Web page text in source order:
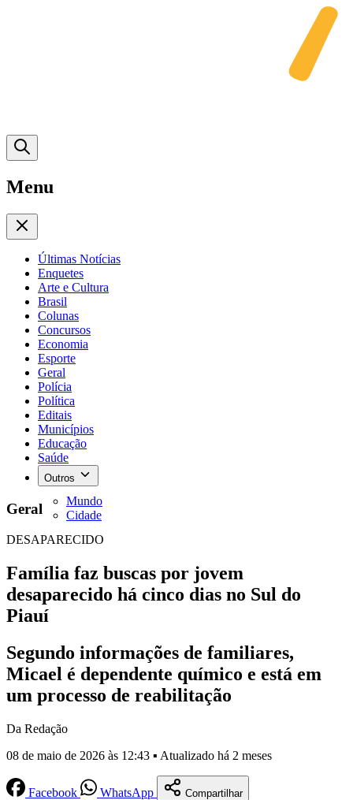
Menu
Últimas Notícias
Enquetes
Arte e Cultura
Brasil
Colunas
Concursos
Economia
Esporte
Geral
Polícia
Política
Editais
Municípios
Educação
Saúde
Outros
Mundo
Cidade
Geral
DESAPARECIDO
Família faz buscas por jovem
desaparecido há cinco dias no Sul do
Piauí
Segundo informações de familiares,
Micael é dependente químico e está em
um processo de reabilitação
Da Redação
08 de maio de 2026 às 12:43 ▪ Atualizado há 2 meses
Facebook WhatsApp Compartilhar